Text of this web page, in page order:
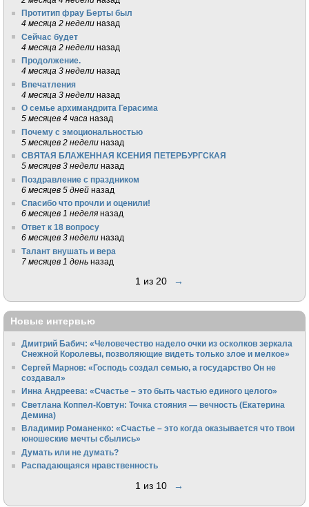
Протитип фрау Берты был
4 месяца 2 недели назад
Сейчас будет
4 месяца 2 недели назад
Продолжение.
4 месяца 3 недели назад
Впечатления
4 месяца 3 недели назад
О семье архимандрита Герасима
5 месяцев 4 часа назад
Почему с эмоциональностью
5 месяцев 2 недели назад
СВЯТАЯ БЛАЖЕННАЯ КСЕНИЯ ПЕТЕРБУРГСКАЯ
5 месяцев 3 недели назад
Поздравление с праздником
6 месяцев 5 дней назад
Спасибо что прочли и оценили!
6 месяцев 1 неделя назад
Ответ к 18 вопросу
6 месяцев 3 недели назад
Талант внушать и вера
7 месяцев 1 день назад
1 из 20 →
Новые интервью
Дмитрий Бабич: «Человечество надело очки из осколков зеркала
Снежной Королевы, позволяющие видеть только злое и мелкое»
Сергей Марнов: «Господь создал семью, а государство Он не
создавал»
Инна Андреева: «Счастье – это быть частью единого целого»
Светлана Коппел-Ковтун: Точка стояния — вечность (Екатерина
Демина)
Владимир Романенко: «Счастье – это когда оказывается что твои
юношеские мечты сбылись»
Думать или не думать?
Распадающаяся нравственность
1 из 10 →